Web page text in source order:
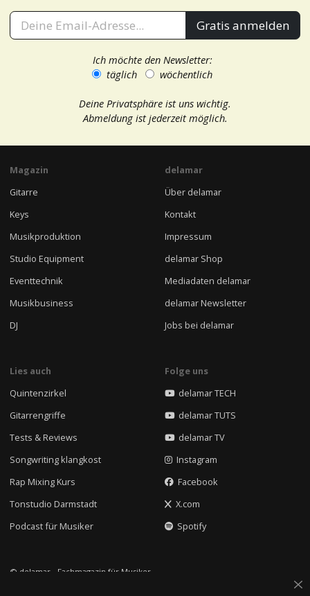
Gratis anmelden
Ich möchte den Newsletter:
täglich
wöchentlich
Deine Privatsphäre ist uns wichtig.
Abmeldung ist jederzeit möglich.
Magazin
Gitarre
Keys
Musikproduktion
Studio Equipment
Eventtechnik
Musikbusiness
DJ
delamar
Über delamar
Kontakt
Impressum
delamar Shop
Mediadaten delamar
delamar Newsletter
Jobs bei delamar
Lies auch
Quintenzirkel
Gitarrengriffe
Tests & Reviews
Songwriting klangkost
Rap Mixing Kurs
Tonstudio Darmstadt
Podcast für Musiker
Folge uns
delamar TECH
delamar TUTS
delamar TV
Instagram
Facebook
X.com
Spotify
© delamar - Fachmagazin für Musiker